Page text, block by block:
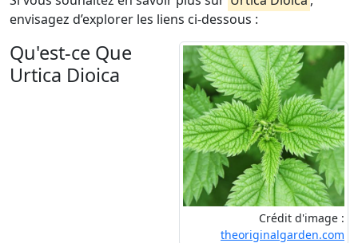
envisagez d’explorer les liens ci-dessous :
Crédit d'image :
theoriginalgarden.com
Qu'est-ce Que
Urtica Dioica